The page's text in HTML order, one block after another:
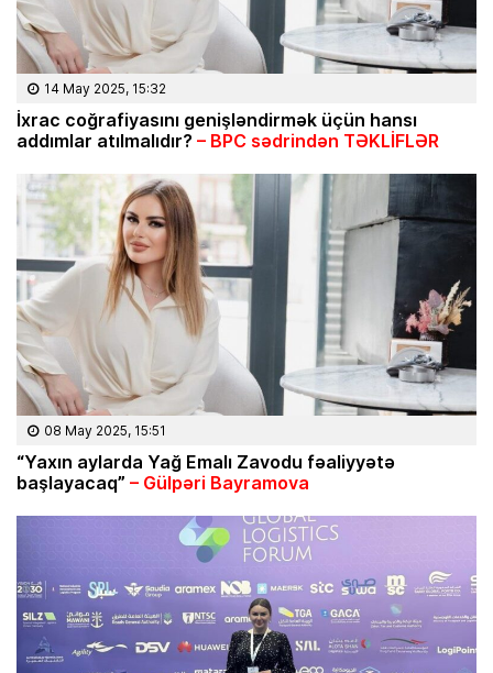
14 May 2025, 15:32
İxrac coğrafiyasını genişləndirmək üçün hansı
addımlar atılmalıdır? – BPC sədrindən TƏKLİFLƏR
08 May 2025, 15:51
“Yaxın aylarda Yağ Emalı Zavodu fəaliyyətə
başlayacaq” – Gülpəri Bayramova